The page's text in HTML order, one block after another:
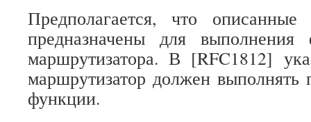
Предполагается, что
предназначены для выполнения
маршрутизатора. В [RFC1812]
маршрутизатор должен выполнять
функции.